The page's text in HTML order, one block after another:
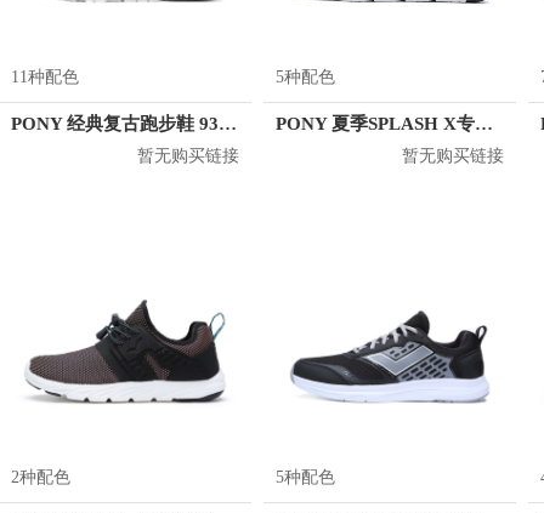
11种配色
PONY 经典复古跑步鞋 93W1BO01
暂无购买链接
5种配色
PONY 夏季SPLASH X专业轻量透气跑鞋 72W1SP31
暂无购买链接
2种配色 5种配色